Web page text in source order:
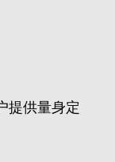
提供量身定